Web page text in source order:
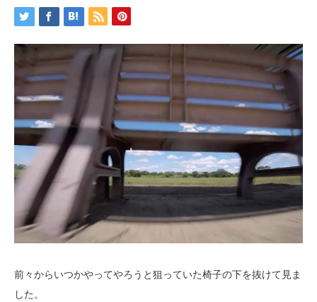
前々からいつかやってやろうと狙っていた椅子の下を抜けて見ま
した。